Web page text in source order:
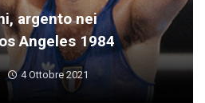
argento nei
Angeles 1984
4 Ottobre 2021